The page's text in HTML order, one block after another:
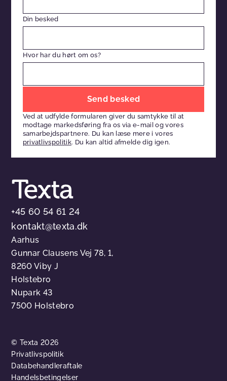
Din besked
Hvor har du hørt om os?
dette
felt
tomt
Ved at udfylde formularen giver du samtykke til at
modtage markedsføring fra os via e-mail og vores
samarbejdspartnere. Du kan læse mere i vores
privatlivspolitik. Du kan altid afmelde dig igen.
+45 60 54 61 24
kontakt@texta.dk
Aarhus
Gunnar Clausens Vej 78, 1,
8260 Viby J
Holstebro
Nupark 43
7500 Holstebro
© Texta 2026
Privatlivspolitik
Databehandleraftale
Handelsbetingelser